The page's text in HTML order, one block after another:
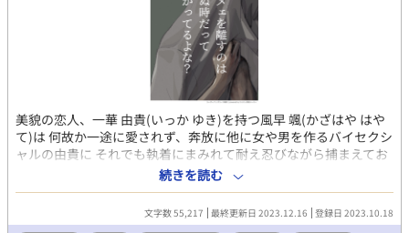
美貌の恋人、一華 由貴(いっか ゆき)を持つ風早 颯(かざはや はや
て)は 何故か一途に愛されず、奔放に他に女や男を作るバイセクシ
ャルの由貴に それでも執着にまみれて耐え忍びながら捕まえてお
くことを選んでいた。 素直になれない自分に嫌気が差していた頃
――。 表紙画はミカスケ様
（https://www.instagram.com/mikasuke.free/）の フリーイラ
ストを拝借させて頂いています。
続きを読む
文字数 55,217 最終更新日 2023.12.16 登録日 2023.10.18